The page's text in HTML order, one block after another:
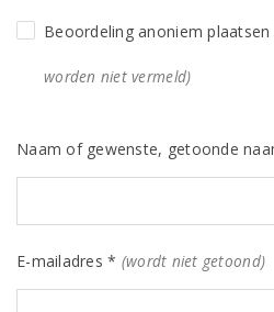
Beoordeling anoniem plaatsen
worden niet vermeld)
Naam of gewenste, getoonde
E-mailadres * (wordt niet getoond)